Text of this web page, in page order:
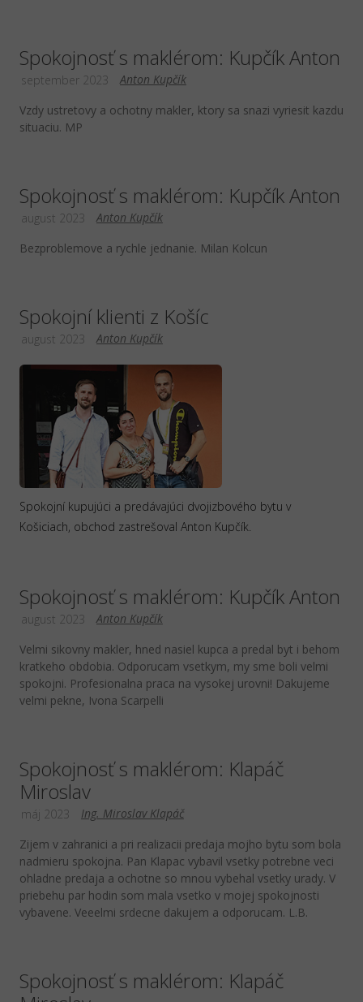
Spokojnosť s maklérom: Kupčík Anton
Anton Kupčík
september 2023
Vzdy ustretovy a ochotny makler, ktory sa snazi vyriesit kazdu
situaciu. MP
Spokojnosť s maklérom: Kupčík Anton
Anton Kupčík
august 2023
Bezproblemove a rychle jednanie. Milan Kolcun
Spokojní klienti z Košíc
Anton Kupčík
august 2023
Spokojní kupujúci a predávajúci dvojizbového bytu v
Košiciach, obchod zastrešoval Anton Kupčík.
Spokojnosť s maklérom: Kupčík Anton
Anton Kupčík
august 2023
Velmi sikovny makler, hned nasiel kupca a predal byt i behom
kratkeho obdobia. Odporucam vsetkym, my sme boli velmi
spokojni. Profesionalna praca na vysokej urovni! Dakujeme
velmi pekne, Ivona Scarpelli
Spokojnosť s maklérom: Klapáč
Miroslav
Ing. Miroslav Klapáč
máj 2023
Zijem v zahranici a pri realizacii predaja mojho bytu som bola
nadmieru spokojna. Pan Klapac vybavil vsetky potrebne veci
ohladne predaja a ochotne so mnou vybehal vsetky urady. V
priebehu par hodin som mala vsetko v mojej spokojnosti
vybavene. Veeelmi srdecne dakujem a odporucam. L.B.
Spokojnosť s maklérom: Klapáč